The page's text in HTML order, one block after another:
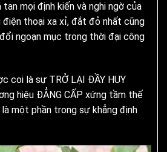
mọi định kiến và nghi ngờ của
thoại xa xỉ, đắt đỏ nhất cũng
ngoạn mục trong thời đại công
coi là sự TRỞ LẠI ĐẦY HUY
hiệu ĐẲNG CẤP xứng tầm thế
là một phần trong sự khẳng định